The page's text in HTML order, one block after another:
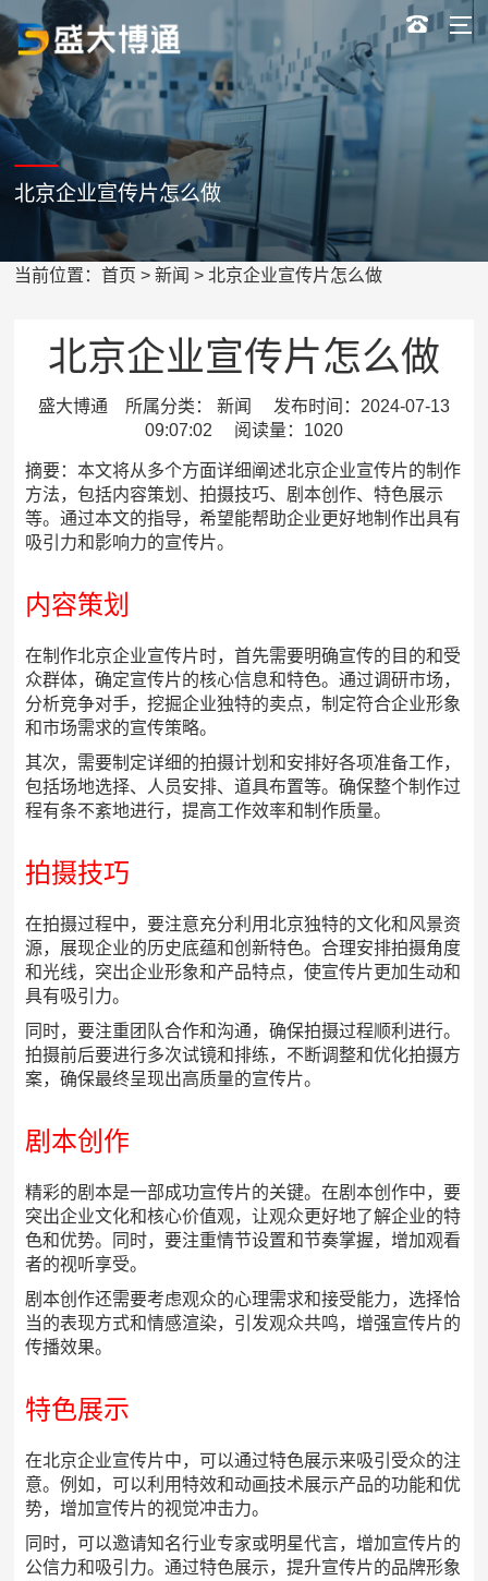
北京企业宣传片怎么做
当前位置：首页 >新闻 > 北京企业宣传片怎么做
北京企业宣传片怎么做
盛大博通 所属分类： 新闻 发布时间：2024-07-13
09:07:02 阅读量：1020
摘要：本文将从多个方面详细阐述北京企业宣传片的制作
方法，包括内容策划、拍摄技巧、剧本创作、特色展示
等。通过本文的指导，希望能帮助企业更好地制作出具有
吸引力和影响力的宣传片。
内容策划
在制作北京企业宣传片时，首先需要明确宣传的目的和受
众群体，确定宣传片的核心信息和特色。通过调研市场，
分析竞争对手，挖掘企业独特的卖点，制定符合企业形象
和市场需求的宣传策略。
其次，需要制定详细的拍摄计划和安排好各项准备工作，
包括场地选择、人员安排、道具布置等。确保整个制作过
程有条不紊地进行，提高工作效率和制作质量。
拍摄技巧
在拍摄过程中，要注意充分利用北京独特的文化和风景资
源，展现企业的历史底蕴和创新特色。合理安排拍摄角度
和光线，突出企业形象和产品特点，使宣传片更加生动和
具有吸引力。
同时，要注重团队合作和沟通，确保拍摄过程顺利进行。
拍摄前后要进行多次试镜和排练，不断调整和优化拍摄方
案，确保最终呈现出高质量的宣传片。
剧本创作
精彩的剧本是一部成功宣传片的关键。在剧本创作中，要
突出企业文化和核心价值观，让观众更好地了解企业的特
色和优势。同时，要注重情节设置和节奏掌握，增加观看
者的视听享受。
剧本创作还需要考虑观众的心理需求和接受能力，选择恰
当的表现方式和情感渲染，引发观众共鸣，增强宣传片的
传播效果。
特色展示
在北京企业宣传片中，可以通过特色展示来吸引受众的注
意。例如，可以利用特效和动画技术展示产品的功能和优
势，增加宣传片的视觉冲击力。
同时，可以邀请知名行业专家或明星代言，增加宣传片的
公信力和吸引力。通过特色展示，提升宣传片的品牌形象